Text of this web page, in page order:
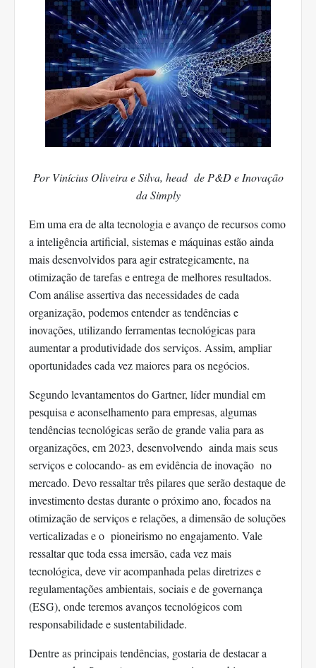
Por Vinícius Oliveira e Silva, head de P&D e Inovação
da Simply
Em uma era de alta tecnologia e avanço de recursos como
a inteligência artificial, sistemas e máquinas estão ainda
mais desenvolvidos para agir estrategicamente, na
otimização de tarefas e entrega de melhores resultados.
Com análise assertiva das necessidades de cada
organização, podemos entender as tendências e
inovações, utilizando ferramentas tecnológicas para
aumentar a produtividade dos serviços. Assim, ampliar
oportunidades cada vez maiores para os negócios.
Segundo levantamentos do Gartner, líder mundial em
pesquisa e aconselhamento para empresas, algumas
tendências tecnológicas serão de grande valia para as
organizações, em 2023, desenvolvendo ainda mais seus
serviços e colocando- as em evidência de inovação no
mercado. Devo ressaltar três pilares que serão destaque de
investimento destas durante o próximo ano, focados na
otimização de serviços e relações, a dimensão de soluções
verticalizadas e o pioneirismo no engajamento. Vale
ressaltar que toda essa imersão, cada vez mais
tecnológica, deve vir acompanhada pelas diretrizes e
regulamentações ambientais, sociais e de governança
(ESG), onde teremos avanços tecnológicos com
responsabilidade e sustentabilidade.
Dentre as principais tendências, gostaria de destacar a